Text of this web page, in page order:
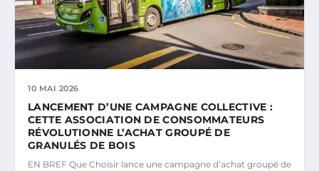
10 MAI 2026
LANCEMENT D’UNE CAMPAGNE COLLECTIVE :
CETTE ASSOCIATION DE CONSOMMATEURS
RÉVOLUTIONNE L’ACHAT GROUPÉ DE
GRANULÉS DE BOIS
EN BREF Que Choisir lance une campagne d’achat groupé de